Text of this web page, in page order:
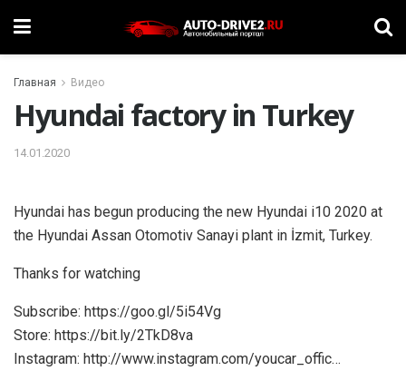
Главная Видео
Hyundai factory in Turkey
14.01.2020
Hyundai has begun producing the new Hyundai i10 2020 at
the Hyundai Assan Otomotiv Sanayi plant in İzmit, Turkey.
Thanks for watching
Subscribe: https://goo.gl/5i54Vg
Store: https://bit.ly/2TkD8va
Instagram: http://www.instagram.com/youcar_offic…